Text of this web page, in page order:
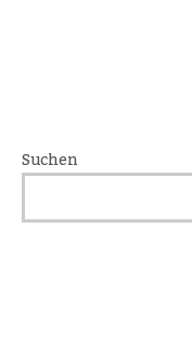
Suchen